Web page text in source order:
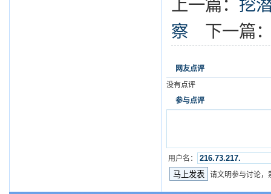
上一篇： 挖
察 下一篇
网友点评
没有点评
参与点评
用户名：
请文明参与讨论，